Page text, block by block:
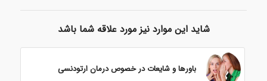
شاید این موارد نیز مورد علاقه شما باشد
باورها و شایعات در خصوص درمان ارتودنسی